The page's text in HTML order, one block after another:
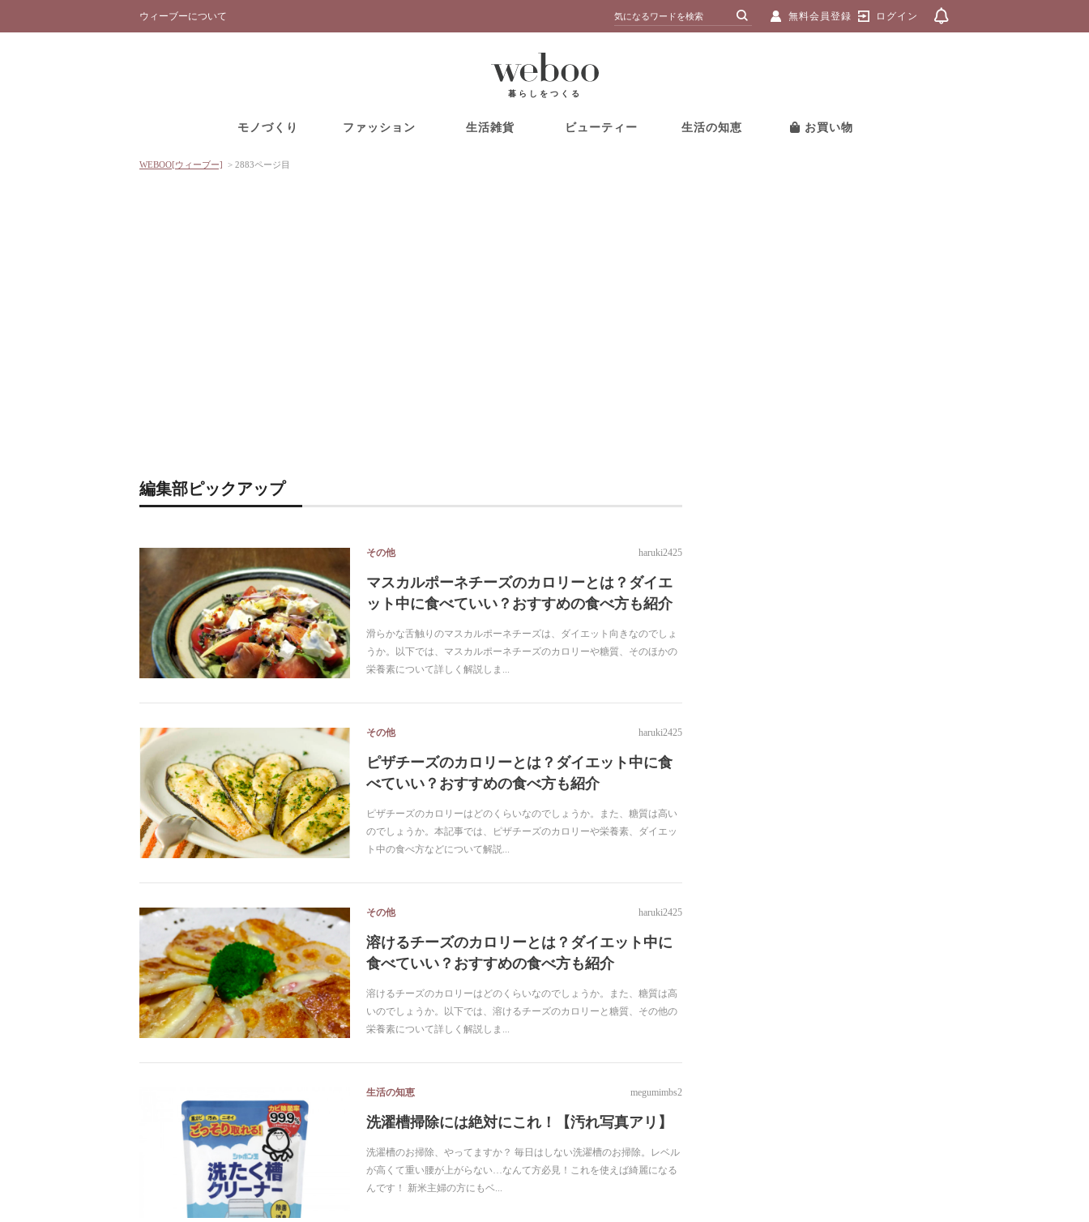
ウィーブーについて 無料会員登録 ログイン
暮らしをつくる
モノづくり ファッション 生活雑貨 ビューティー 生活の知恵 お買い物
WEBOO[ウィーブー] > 2883ページ目
編集部ピックアップ
その他 haruki2425
マスカルポーネチーズのカロリーとは？ダイエ
ット中に食べていい？おすすめの食べ方も紹介
滑らかな舌触りのマスカルポーネチーズは、ダイエット向きなのでしょ
うか。以下では、マスカルポーネチーズのカロリーや糖質、そのほかの
栄養素について詳しく解説しま...
その他 haruki2425
ピザチーズのカロリーとは？ダイエット中に食
べていい？おすすめの食べ方も紹介
ピザチーズのカロリーはどのくらいなのでしょうか。また、糖質は高い
のでしょうか。本記事では、ピザチーズのカロリーや栄養素、ダイエッ
ト中の食べ方などについて解説...
その他 haruki2425
溶けるチーズのカロリーとは？ダイエット中に
食べていい？おすすめの食べ方も紹介
溶けるチーズのカロリーはどのくらいなのでしょうか。また、糖質は高
いのでしょうか。以下では、溶けるチーズのカロリーと糖質、その他の
栄養素について詳しく解説しま...
生活の知恵 megumimbs2
洗濯槽掃除には絶対にこれ！【汚れ写真アリ】
洗濯槽のお掃除、やってますか？ 毎日はしない洗濯槽のお掃除。レベル
が高くて重い腰が上がらない…なんて方必見！これを使えば綺麗になる
んです！ 新米主婦の方にもベ...